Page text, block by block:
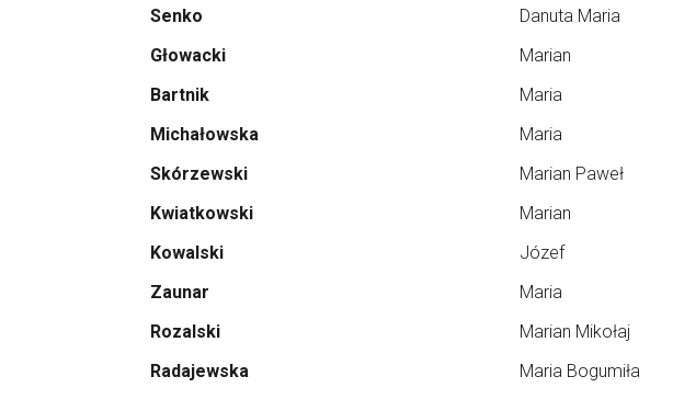
Senko
Danuta Maria
Głowacki
Marian
Bartnik
Maria
Michałowska
Maria
Skórzewski
Marian Paweł
Kwiatkowski
Marian
Kowalski
Józef
Zaunar
Maria
Rozalski
Marian Mikołaj
Radajewska
Maria Bogumiła